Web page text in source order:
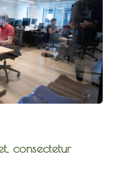
consectetur